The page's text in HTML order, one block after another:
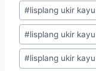
#lisplang ukir
#lisplang ukir
#lisplang ukir